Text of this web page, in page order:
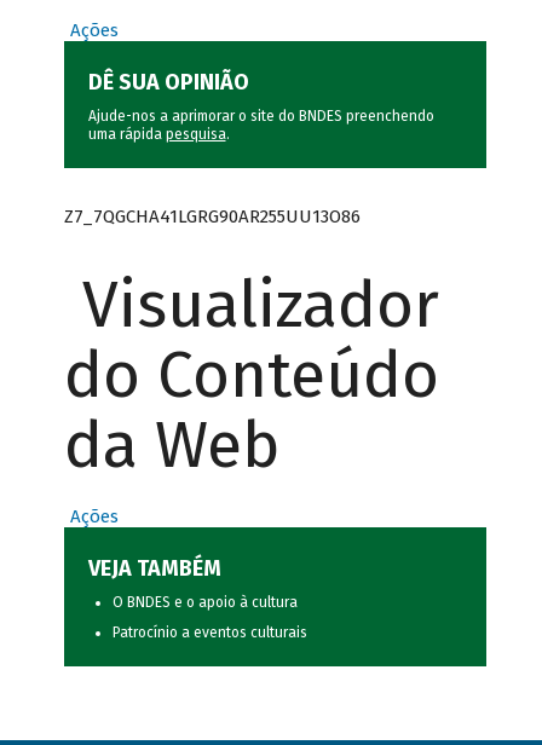
Ações
DÊ SUA OPINIÃO
Ajude-nos a aprimorar o site do BNDES preenchendo
uma rápida pesquisa.
Z7_7QGCHA41LGRG90AR255UU13O86
Visualizador
do Conteúdo
da Web
Ações
VEJA TAMBÉM
O BNDES e o apoio à cultura
Patrocínio a eventos culturais